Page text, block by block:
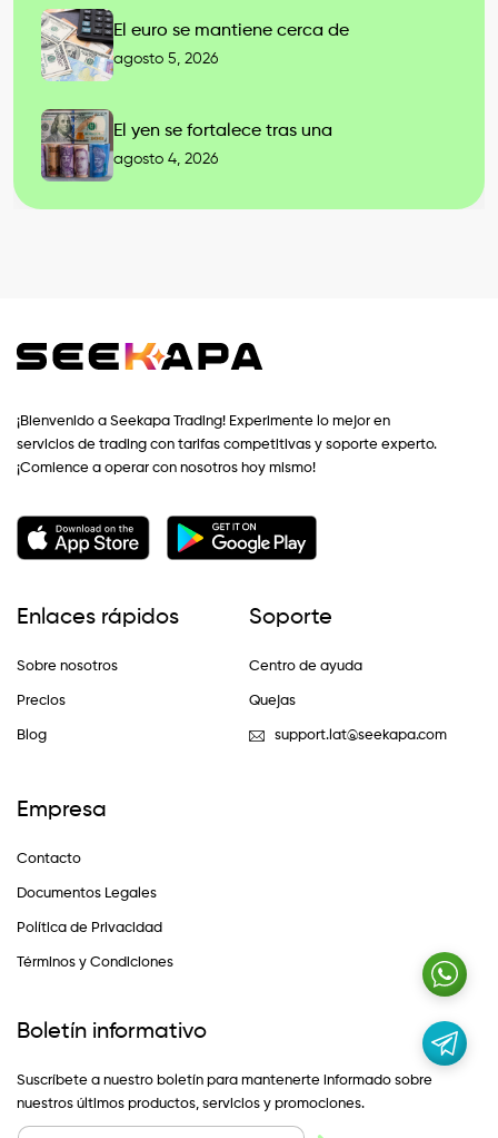
El euro se mantiene cerca de
agosto 5, 2026
El yen se fortalece tras una
agosto 4, 2026
¡Bienvenido a Seekapa Trading! Experimente lo mejor en
servicios de trading con tarifas competitivas y soporte experto.
¡Comience a operar con nosotros hoy mismo!
Enlaces rápidos
Sobre nosotros
Precios
Blog
Soporte
Centro de ayuda
Quejas
support.lat@seekapa.com
Empresa
Contacto
Documentos Legales
Política de Privacidad
Términos y Condiciones
Boletín informativo
Suscríbete a nuestro boletín para mantenerte informado sobre
nuestros últimos productos, servicios y promociones.